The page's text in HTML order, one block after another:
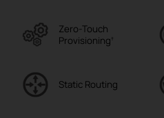
Zero-Touch
Provisioning †
StaticRouting